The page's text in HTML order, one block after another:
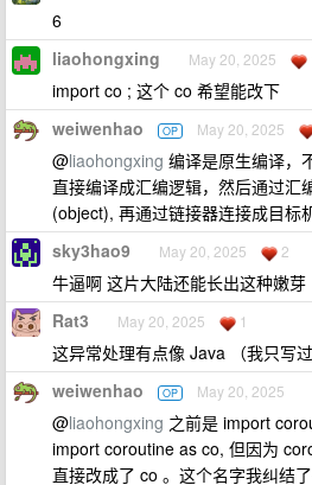
6
liaohongxing May 20, 2025
import co ; 这个 co 希望能改下
weiwenhao OP May 20, 2025
@liaohongxing 编译是原生编译，
直接编译成汇编逻辑，然后通过汇
(object), 再通过链接器连接成目标
sky3hao9 May 20, 2025 2
牛逼啊 这片大陆还能长出这种嫩芽
Rat3 May 20, 2025 1
这异常处理有点像 Java （我只写
weiwenhao OP May 20, 2025
@liaohongxing 之前是 import
import coroutine as co, 但因为
直接改成了 co 。这个名字我纠结